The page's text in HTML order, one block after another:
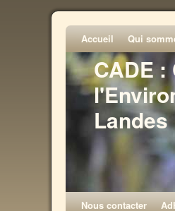
CADE
Landes
Accueil Qui
Nous contacter